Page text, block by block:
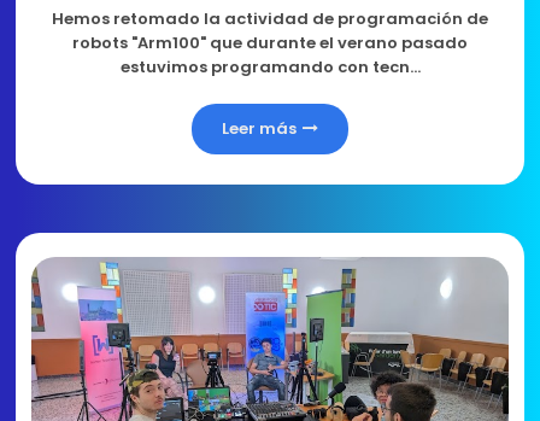
Hemos retomado la actividad de programación de
robots "Arm100" que durante el verano pasado
estuvimos programando con tecn…
Leer más